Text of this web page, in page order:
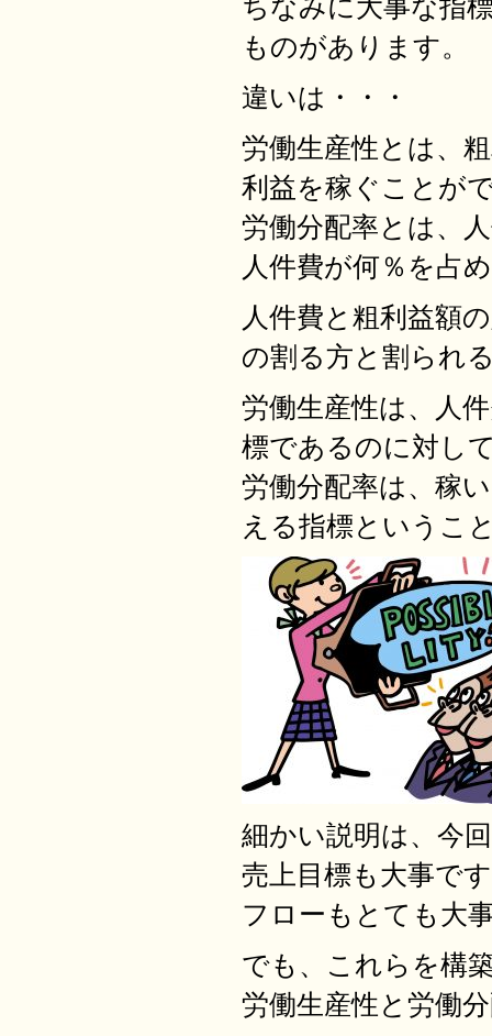
ちなみに大事な指
ものがあります。
違いは・・・
労働生産性とは、
利益を稼ぐことが
労働分配率とは、
人件費が何％を占
人件費と粗利益額
の割る方と割られ
労働生産性は、人
標であるのに対し
労働分配率は、稼
える指標というこ
細かい説明は、今
売上目標も大事で
フローもとても大
でも、これらを構
労働生産性と労働